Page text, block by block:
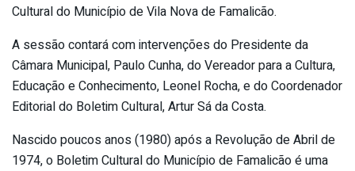
Cultural do Município de Vila Nova de Famalicão.
A sessão contará com intervenções do Presidente da
Câmara Municipal, Paulo Cunha, do Vereador para a Cultura,
Educação e Conhecimento, Leonel Rocha, e do Coordenador
Editorial do Boletim Cultural, Artur Sá da Costa.
Nascido poucos anos (1980) após a Revolução de Abril de
1974, o Boletim Cultural do Município de Famalicão é uma